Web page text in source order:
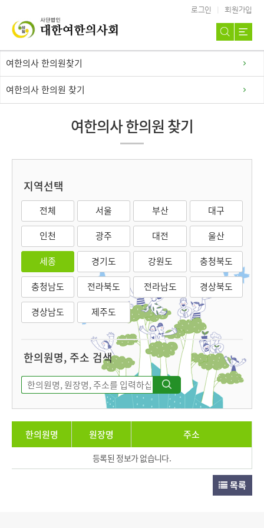
로그인 회원가입
여한의사 한의원찾기
여한의사 한의원 찾기
여한의사 한의원 찾기
지역선택
전체 서울 부산
대구
인천
광주 대전
울산
세종
경기도 강원도
충청북도
충청남도
전라북도 전라남도
경상북도
경상남도
제주도
한의원명, 주소 검색
한의원명 원장명 주소
등록된 정보가 없습니다.
목록